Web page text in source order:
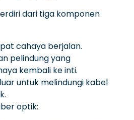
dari tiga komponen
cahaya berjalan.
pelindung yang
kembali ke inti.
untuk melindungi kabel
optik: